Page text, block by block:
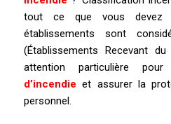
tout ce que vous devez
établissements sont
(Établissements Recevant
attention particulière
d’incendie et assurer la
personnel.